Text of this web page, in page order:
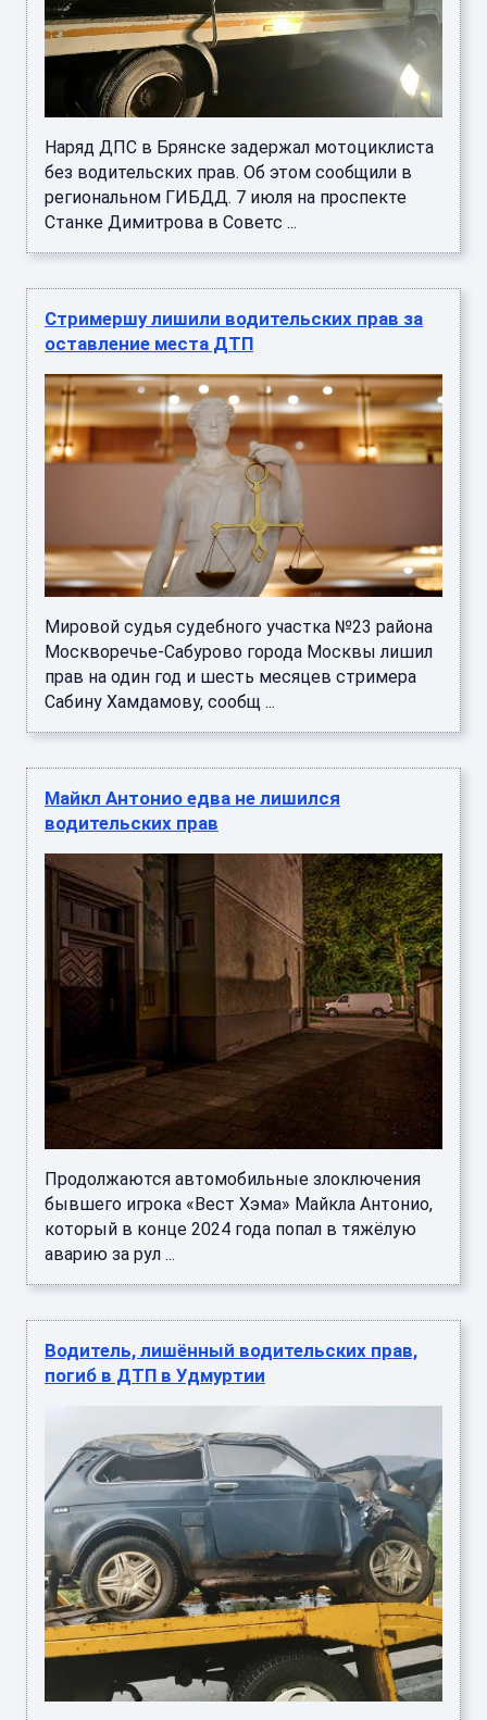
Наряд ДПС в Брянске задержал мотоциклиста
без водительских прав. Об этом сообщили в
региональном ГИБДД. 7 июля на проспекте
Станке Димитрова в Советс ...
Стримершу лишили водительских прав за
оставление места ДТП
Мировой судья судебного участка №23 района
Москворечье-Сабурово города Москвы лишил
прав на один год и шесть месяцев стримера
Сабину Хамдамову, сообщ ...
Майкл Антонио едва не лишился
водительских прав
Продолжаются автомобильные злоключения
бывшего игрока «Вест Хэма» Майкла Антонио,
который в конце 2024 года попал в тяжёлую
аварию за рул ...
Водитель, лишённый водительских прав,
погиб в ДТП в Удмуртии